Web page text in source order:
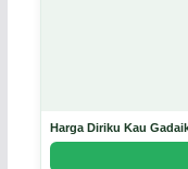
Harga Diriku Kau